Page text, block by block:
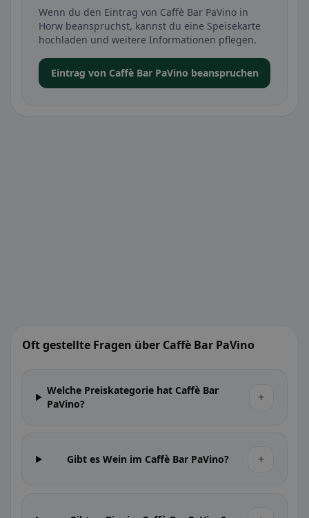
Wenn du den Eintrag von Caffè Bar PaVino in
Horw beanspruchst, kannst du eine Speisekarte
hochladen und weitere Informationen pflegen.
Eintrag von Caffè Bar PaVino beanspruchen
Oft gestellte Fragen über Caffè Bar PaVino
Welche Preiskategorie hat Caffè Bar
PaVino?
+
Gibt es Wein im Caffè Bar PaVino? +